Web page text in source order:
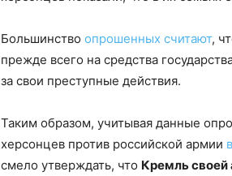
Большинство опрошенных считают,
прежде всего на средства
за свои преступные действия.
Таким образом, учитывая данные
херсонцев против российской армии
смело утверждать, что Кремль своей